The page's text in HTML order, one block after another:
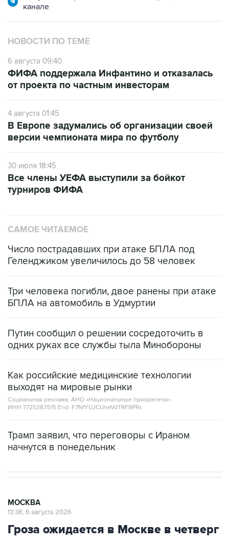
канале
НОВОСТИ ПО ТЕМЕ
6 августа 09:40
ФИФА поддержала Инфантино и отказалась
от проекта по частным инвесторам
4 августа 01:45
В Европе задумались об организации своей
версии чемпионата мира по футболу
30 июля 18:45
Все члены УЕФА выступили за бойкот
турниров ФИФА
САМОЕ ЧИТАЕМОЕ
Число пострадавших при атаке БПЛА под
Геленджиком увеличилось до 58 человек
Три человека погибли, двое ранены при атаке
БПЛА на автомобиль в Удмуртии
Путин сообщил о решении сосредоточить в
одних руках все службы тыла Минобороны
Как российские медицинские технологии
выходят на мировые рынки
Социальная реклама, АНО «Национальные приоритеты».
ИНН 7725383515 Erid: F7NfYUJCUneVdTRF8PRs
Трамп заявил, что переговоры с Ираном
начнутся в понедельник
МОСКВА
13:38, 6 августа 2026
Гроза ожидается в Москве в четверг